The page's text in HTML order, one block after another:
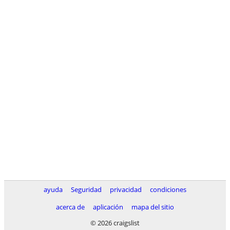
ayuda Seguridad privacidad
condiciones
acerca de
aplicación
mapa del sitio
© 2026 craigslist